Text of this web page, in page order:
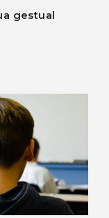
gestual